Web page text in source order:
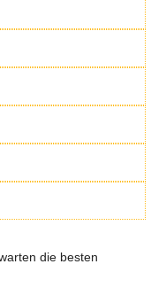
die besten